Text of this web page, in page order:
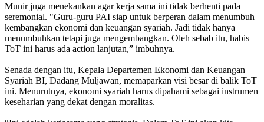
Munir juga menekankan agar kerja sama ini tidak berhenti pada
seremonial. "Guru-guru PAI siap untuk berperan dalam menumbuh
kembangkan ekonomi dan keuangan syariah. Jadi tidak hanya
menumbuhkan tetapi juga mengembangkan. Oleh sebab itu, habis
ToT ini harus ada action lanjutan,” imbuhnya.
Senada dengan itu, Kepala Departemen Ekonomi dan Keuangan
Syariah BI, Dadang Muljawan, memaparkan visi besar di balik ToT
ini. Menurutnya, ekonomi syariah harus dipahami sebagai instrumen
keseharian yang dekat dengan moralitas.